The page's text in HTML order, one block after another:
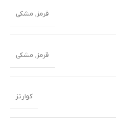
قرمز, مشکی
قرمز, مشکی
کوارتز